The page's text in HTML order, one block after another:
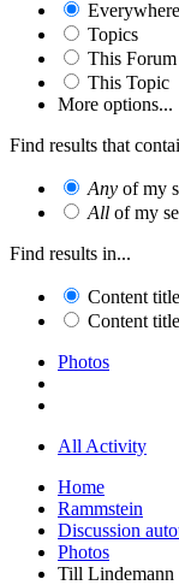
Everywhere
Topics
This Forum
This Topic
More options...
Find results that
Any of my
All of my
Find results in...
Content
Content
Photos
All Activity
Home
Rammstein
Discussion
Photos
Till Lindemann